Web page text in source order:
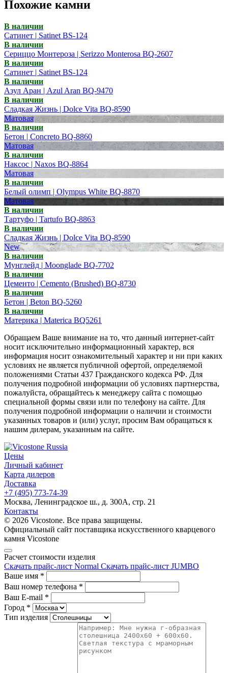
Похожие камни
В наличии
Сатинет | Satinet BS-124
В наличии
Сериццо Монтероза | Serizzo Monterosa BQ-2607
В наличии
Сатинет | Satinet BS-124
В наличии
Азул Аран | Azul Aran BQ-9470
В наличии
Сладкая Жизнь | Dolce Vita BQ-8590
Матовая
В наличии
Бетон | Concreto BQ-8860
Матовая
В наличии
Наксос | Naxos BQ-8864
Матовая
В наличии
Белый олимп | Olympus White BQ-8870
Матовая
В наличии
Тартуфо | Tartufo BQ-8863
В наличии
Сладкая Жизнь | Dolce Vita BQ-8590
New
В наличии
Мунглейд | Moonglade BQ-7702
В наличии
Цементо | Cemento (Brushed) BQ-8730
В наличии
Бетон | Beton BQ-5260
В наличии
Материка | Materica BQ5261
Обращаем Ваше внимание на то, что данный интернет-сайт
носит исключительно информационный характер, вся
информация носит ознакомительный характер и ни при каких
условиях не является публичной офертой, определяемой
положениями Статьи 437 Гражданского кодекса РФ. Для
получения подробной информации об условиях партнерства,
пожалуйста, обращайтесь к менеджеру сайта с помощью
специальной формы связи или по телефону на сайте. Для
получения подробной информации о наличии и стоимости
указанных товаров и (или) услуг, просим Вам обращаться к
нашим дилерам, указанным на сайте.
Цены
Личный кабинет
Карта дилеров
Доставка
+7 (495) 773-74-39
Москва, Ленинградское ш., д. 300А, стр. 21
Контакты
© 2026 Vicostone. Все права защищены.
Официальный сайт поставщика искусственного кварцевого
камня Vicostone
Расчет стоимости изделия
Скачать прайс-лист Normal Скачать прайс-лист JUMBO
Ваше имя *
Ваш номер телефона *
Ваш E-mail *
Город *
Тип изделия